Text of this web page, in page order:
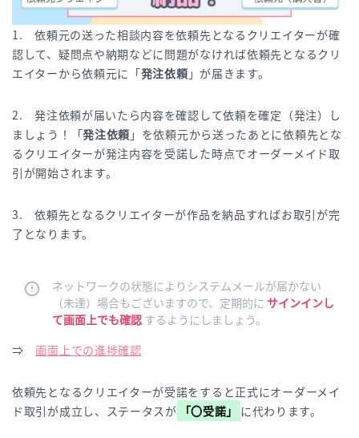
1. 依頼元の送った相談内容を依頼先となるクリエイターが確
認して、疑問点や納期などに問題がなければ依頼先となるクリ
エイターから依頼元に「発注依頼 」が届きます。
2. 発注依頼が届いたら内容を確認して依頼を確定（発注）し
ましょう！「発注依頼 」を依頼元から送ったあとに依頼先とな
るクリエイターが発注内容を受諾した時点でオーダーメイド取
引が開始されます。
3. 依頼先となるクリエイターが作品を納品すればお取引が完
了となります。
ネットワークの状態によりシステムメールが届かない
（未達）場合もございますので、定期的に サインインし
て画面上でも確認 するようにしましょう。
⇒ 画面上での進捗確認
依頼先となるクリエイターが受諾をすると正式にオーダーメイ
ド取引が成立し、ステータスが
「〇受諾」 に代わります。